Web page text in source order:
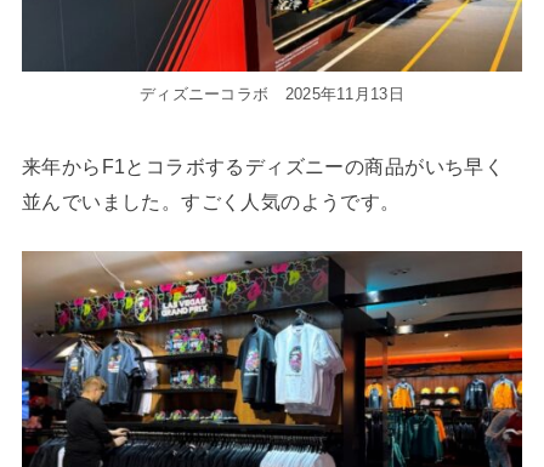
ディズニーコラボ 2025年11月13日
来年からF1とコラボするディズニーの商品がいち早く
並んでいました。すごく人気のようです。